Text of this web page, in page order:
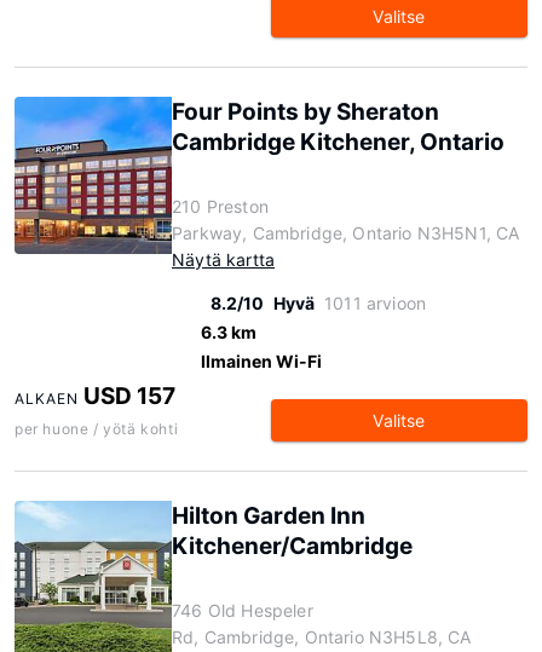
Valitse
Four Points by Sheraton
Cambridge Kitchener, Ontario
210 Preston
Parkway, Cambridge, Ontario N3H5N1, CA
Näytä kartta
8.2/10 Hyvä 1011 arvioon
6.3 km
Ilmainen Wi-Fi
ALKAEN USD 157
per huone / yötä kohti Valitse
Hilton Garden Inn
Kitchener/Cambridge
746 Old Hespeler
Rd, Cambridge, Ontario N3H5L8, CA